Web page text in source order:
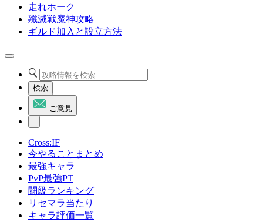
走れホーク
殲滅戦魔神攻略
ギルド加入と設立方法
検索
ご意見
Cross:IF
今やることまとめ
最強キャラ
PvP最強PT
闘級ランキング
リセマラ当たり
キャラ評価一覧